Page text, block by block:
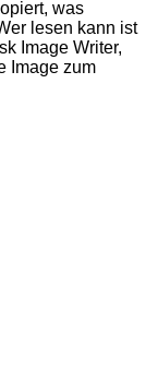
was
lesen kann ist
Image Writer,
Image zum